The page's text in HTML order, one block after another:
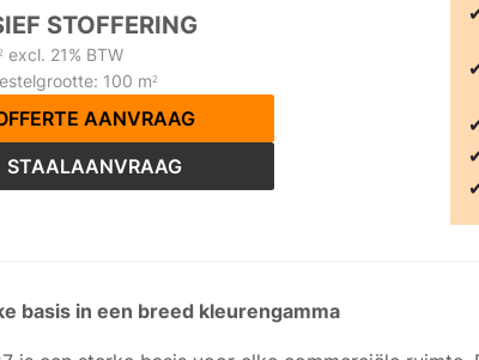
STOFFERING
excl. 21% BTW
100 m2
AANVRAAG
STAALAANVRAAG
basis in een breed kleurengamma